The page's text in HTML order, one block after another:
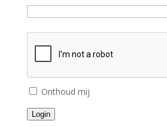
Onthoud mij
Login